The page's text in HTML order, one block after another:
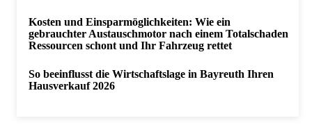
Kosten und Einsparmöglichkeiten: Wie ein
gebrauchter Austauschmotor nach einem Totalschaden
Ressourcen schont und Ihr Fahrzeug rettet
So beeinflusst die Wirtschaftslage in Bayreuth Ihren
Hausverkauf 2026